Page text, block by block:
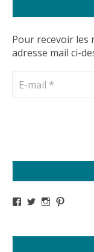
Pour recevoir les
adresse mail ci-
Voir le profil
Voir le
Voir le